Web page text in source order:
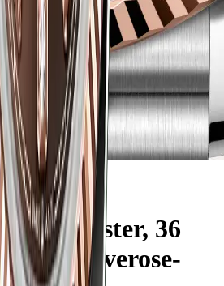
36 Oyster, 36
en Everose-